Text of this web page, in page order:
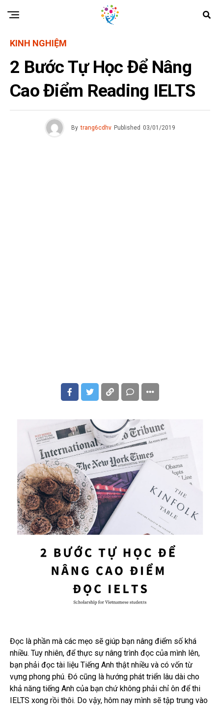
KINH NGHIỆM
2 Bước Tự Học Để Nâng
Cao Điểm Reading IELTS
By trang6cdhv Published 03/01/2019
Đọc là phần mà các mẹo sẽ giúp bạn nâng điểm số khá
nhiều. Tuy nhiên, để thực sự nâng trình đọc của mình lên,
bạn phải đọc tài liệu Tiếng Anh thật nhiều và có vốn từ
vựng phong phú. Đó cũng là hướng phát triển lâu dài cho
khả năng tiếng Anh của bạn chứ không phải chỉ ôn để thi
IELTS xong rồi thôi. Do vậy, hôm nay mình sẽ tập trung vào